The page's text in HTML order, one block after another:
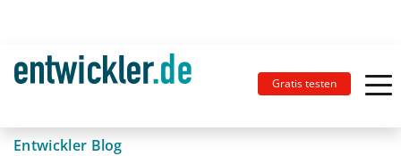
Gratis testen
Entwickler Blog